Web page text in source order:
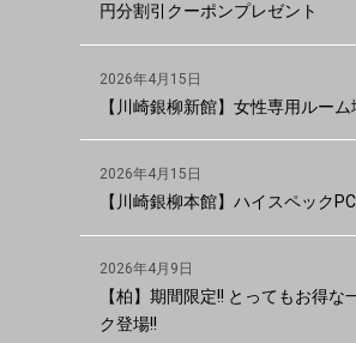
円分割引クーポンプレゼント
2026年4月15日
【川崎銀柳新館】女性専用ルーム
2026年4月15日
【川崎銀柳本館】ハイスペック
2026年4月9日
【柏】期間限定!! とってもお得な
ク登場!!